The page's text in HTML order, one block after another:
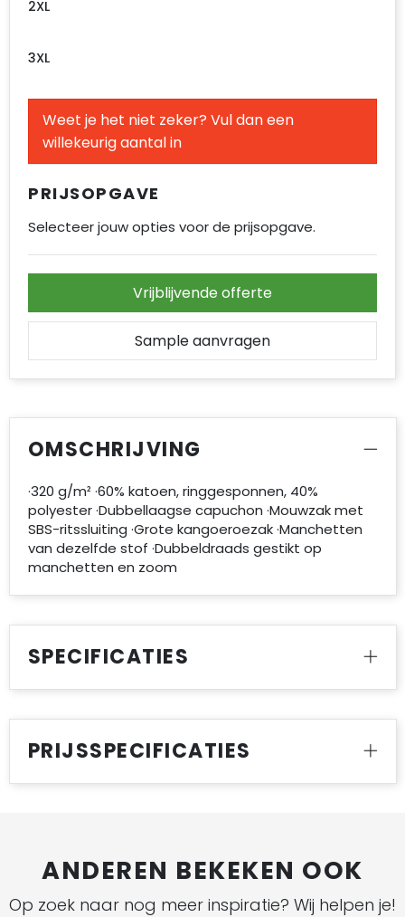
2XL
3XL
Weet je het niet zeker? Vul dan een
willekeurig aantal in
PRIJSOPGAVE
Selecteer jouw opties voor de prijsopgave.
Vrijblijvende offerte
Sample aanvragen
OMSCHRIJVING
·320 g/m² ·60% katoen, ringgesponnen, 40%
polyester ·Dubbellaagse capuchon ·Mouwzak met
SBS-ritssluiting ·Grote kangoeroezak ·Manchetten
van dezelfde stof ·Dubbeldraads gestikt op
manchetten en zoom
SPECIFICATIES
PRIJSSPECIFICATIES
ANDEREN BEKEKEN OOK
Op zoek naar nog meer inspiratie? Wij helpen je!